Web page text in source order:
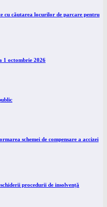
cu căutarea locurilor de parcare pentru
1 octombrie 2026
schemei de compensare a accizei
procedurii de insolvență